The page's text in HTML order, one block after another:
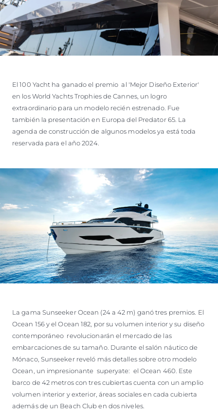
El 100 Yacht ha ganado el premio al 'Mejor Diseño Exterior'
en los World Yachts Trophies de Cannes, un logro
extraordinario para un modelo recién estrenado. Fue
también la presentación en Europa del Predator 65. La
agenda de construcción de algunos modelos ya está toda
reservada para el año 2024.
La gama Sunseeker Ocean (24 a 42 m) ganó tres premios. El
Ocean 156 y el Ocean 182, por su volumen interior y su diseño
contemporáneo revolucionarán el mercado de las
embarcaciones de su tamaño. Durante el salón náutico de
Mónaco, Sunseeker reveló más detalles sobre otro modelo
Ocean, un impresionante superyate: el Ocean 460. Este
barco de 42 metros con tres cubiertas cuenta con un amplio
volumen interior y exterior, áreas sociales en cada cubierta
además de un Beach Club en dos niveles.